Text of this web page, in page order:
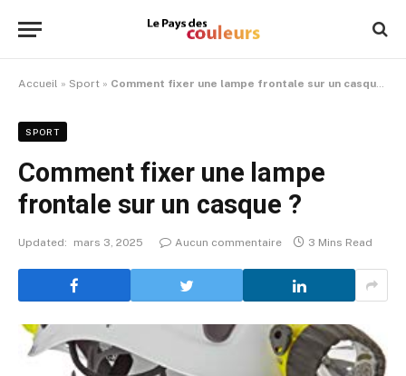
Accueil » Sport » Comment fixer une lampe frontale sur un casque ?
SPORT
Comment fixer une lampe
frontale sur un casque ?
Updated: mars 3, 2025 Aucun commentaire 3 Mins Read